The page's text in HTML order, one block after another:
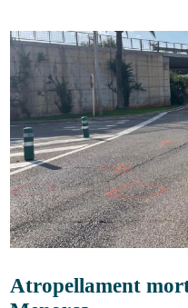
Atropellament